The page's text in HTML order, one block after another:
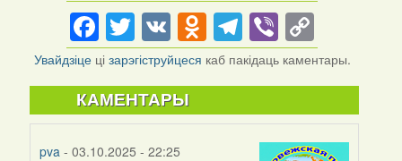
Facebook
Twitter
VKOdnoklassniki
Telegram
Viber
Link
Увайдзіце цізарэгіструйцеся каб пакідаць каментары.
КАМЕНТАРЫ
pva - 03.10.2025 - 22:25